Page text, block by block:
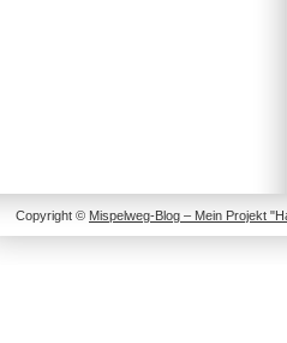
Copyright © Mispelweg-Blog – Mein Projekt